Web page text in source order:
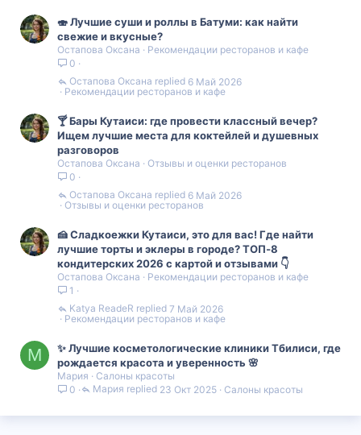
🍣 Лучшие суши и роллы в Батуми: как найти
свежие и вкусные?
Остапова Оксана
Рекомендации ресторанов и кафе
0
Рекомендации ресторанов и кафе
6 Май 2026
Остапова Оксана
🍸 Бары Кутаиси: где провести классный вечер?
Ищем лучшие места для коктейлей и душевных
разговоров
Остапова Оксана
Отзывы и оценки ресторанов
0
Отзывы и оценки ресторанов
6 Май 2026
Остапова Оксана
🍰 Сладкоежки Кутаиси, это для вас! Где найти
лучшие торты и эклеры в городе? ТОП‑8
кондитерских 2026 с картой и отзывами 👇
Остапова Оксана
Рекомендации ресторанов и кафе
1
Рекомендации ресторанов и кафе
7 Май 2026
Katya ReadeR
М
✨ Лучшие косметологические клиники Тбилиси, где
рождается красота и уверенность 🌸
Мария
Салоны красоты
0
Салоны красоты
23 Окт 2025
Мария